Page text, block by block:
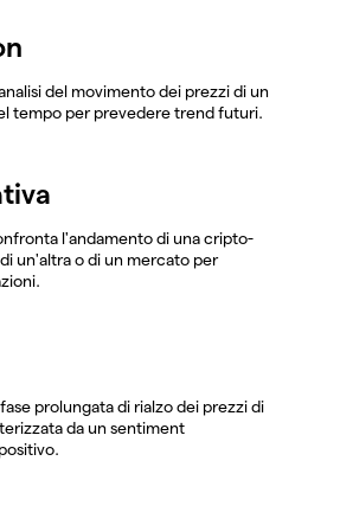
del movimento dei prezzi di un
tempo per prevedere trend futuri.
l'andamento di una cripto-
un'altra o di un mercato per
prolungata di rialzo dei prezzi di
da un sentiment